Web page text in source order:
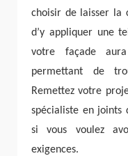
choisir de laisser la
d’y appliquer une
votre façade
permettant de
Remettez votre
spécialiste en joints
si vous voulez
exigences.